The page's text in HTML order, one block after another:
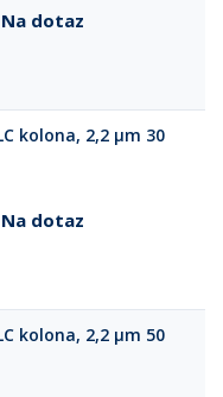
Na dotaz
kolona, 2,2 µm 30
Na dotaz
kolona, 2,2 µm 50